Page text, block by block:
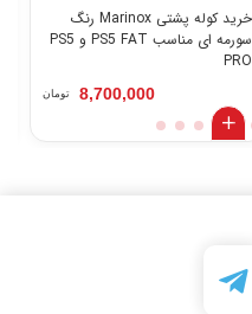
خرید کوله پشتی Marinox رنگ
سورمه ای مناسب PS5 FAT و PS5
PRO
8,700,000 تومان